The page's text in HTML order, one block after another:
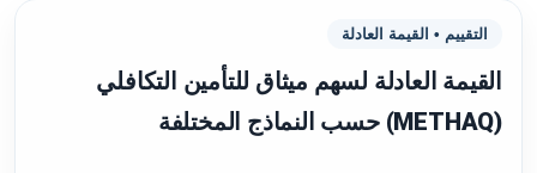
التقييم • القيمة العادلة
القيمة العادلة لسهم ميثاق للتأمين التكافلي
(METHAQ) حسب النماذج المختلفة